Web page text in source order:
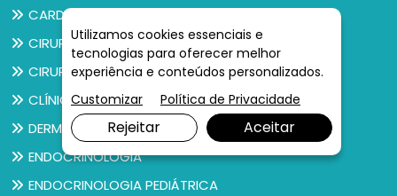
CARDIOLOGIA
CIRURGIA GERAL
CIRURGIA PEDIÁTRICA
CLÍNICO GERAL
DERMATOLOGIA
ENDOCRINOLOGIA
ENDOCRINOLOGIA PEDIÁTRICA
Utilizamos cookies essenciais e
tecnologias para oferecer melhor
experiência e conteúdos personalizados.
Customizar
Política de Privacidade
Rejeitar Aceitar